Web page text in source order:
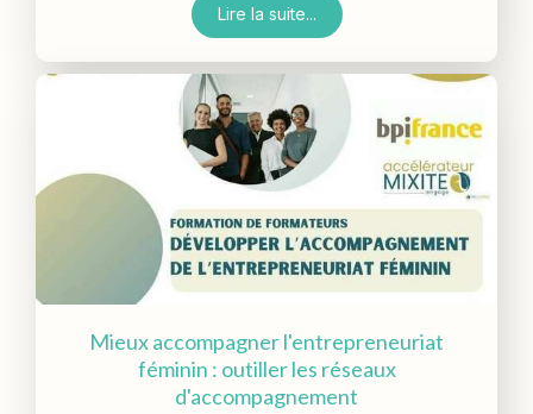
Lire la suite...
Mieux accompagner l'entrepreneuriat
féminin : outiller les réseaux
d'accompagnement